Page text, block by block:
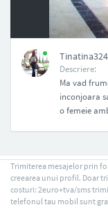
Descriere:
Ma vad
inconjoara
o femeie
Trimiterea mesajelor prin
creearea unui profil. Doar
costuri: 2euro+tva/sms
telefonul tau mobil sunt